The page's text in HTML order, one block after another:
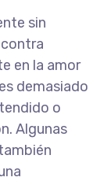
sin
en la amor
demasiado
o
Algunas